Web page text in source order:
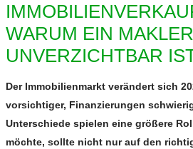
WARUM EIN MAKLER
UNVERZICHTBAR
Der Immobilienmarkt verändert sich
vorsichtiger, Finanzierungen
Unterschiede spielen eine größere
möchte, sollte nicht nur auf den